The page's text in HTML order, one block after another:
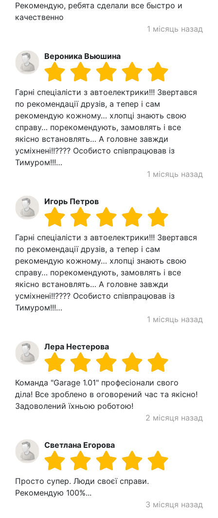
Рекомендую, ребята сделали все быстро и
качественно
1 місяць назад
Вероника Вьюшина
Гарні спеціалісти з автоелектрики!!! Звертався
по рекомендації друзів, а тепер і сам
рекомендую кожному… хлопці знають свою
справу… порекомендують, замовлять і все
якісно встановлять… А головне завжди
усміхнені!!???? Особисто співпрацював із
Тимуром!!!…
1 місяць назад
Игорь Петров
Гарні спеціалісти з автоелектрики!!! Звертався
по рекомендації друзів, а тепер і сам
рекомендую кожному… хлопці знають свою
справу… порекомендують, замовлять і все
якісно встановлять… А головне завжди
усміхнені!!???? Особисто співпрацював із
Тимуром!!!…
1 місяць назад
Лера Нестерова
Команда "Garage 1.01" професіонали свого
діла! Все зроблено в оговорений час та якісно!
Задоволений їхньою роботою!
2 місяця назад
Светлана Егорова
Просто супер. Люди своєї справи.
Рекомендую 100%...
3 місяця назад